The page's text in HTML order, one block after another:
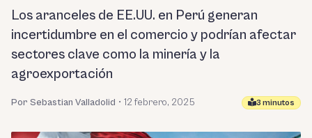
Los aranceles de EE.UU. en Perú generan
incertidumbre en el comercio y podrían afectar
sectores clave como la minería y la
agroexportación
Por Sebastian Valladolid • 12 febrero, 2025 3 minutos